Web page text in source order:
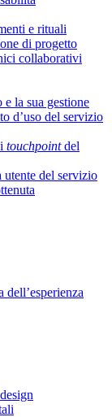
e rituali
di progetto
collaborativi
la sua gestione
d’uso del servizio
touchpointdel
utente del servizio